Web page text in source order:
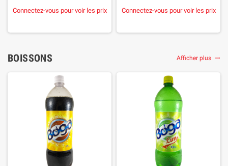
Connectez-vous pour voir les prix Connectez-vous pour voir les prix
BOISSONS Afficher plus 